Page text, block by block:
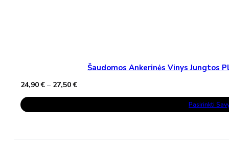
Šaudomos Ankerinės Vinys Jungtos
24,90€ – 27,50€Price
through
Pasirinkti
This
Product
Has
The